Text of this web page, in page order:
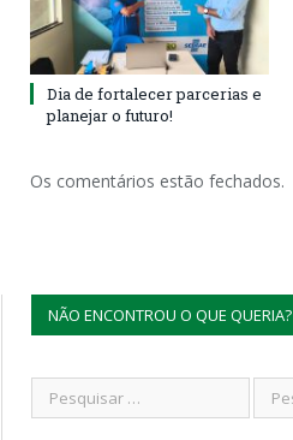
Dia de fortalecer parcerias e
planejar o futuro!
Os comentários estão fechados.
NÃO ENCONTROU O QUE QUERIA?